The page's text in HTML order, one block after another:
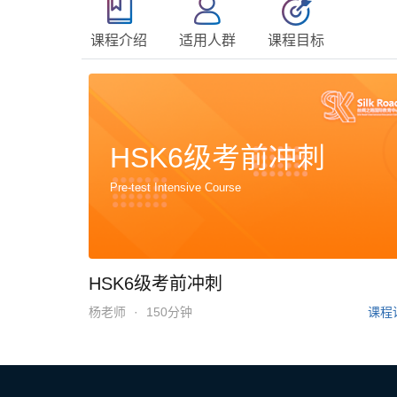
课程介绍 适用人群 课程目标
HSK6级考前冲刺
Pre-test Intensive Course
HSK6级考前冲刺
杨老师 · 150分钟 课程